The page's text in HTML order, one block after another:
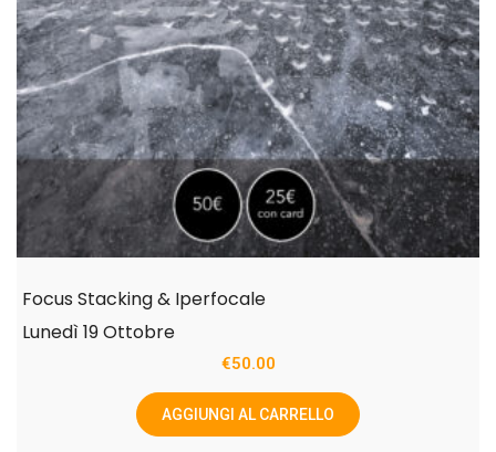
Focus Stacking & Iperfocale
Lunedì 19 Ottobre
€50.00
AGGIUNGI AL CARRELLO